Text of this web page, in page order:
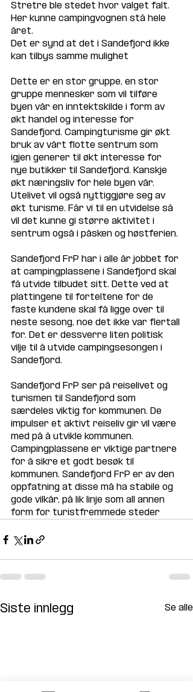
Stretre ble stedet hvor valget falt.
Her kunne campingvognen stå hele
året.
Det er synd at det i Sandefjord ikke
kan tilbys samme mulighet
Dette er en stor gruppe, en stor
gruppe mennesker som vil tilføre
byen vår en inntektskilde i form av
økt handel og interesse for
Sandefjord. Campingturisme gir økt
bruk av vårt flotte sentrum som
igjen generer til økt interesse for
nye butikker til Sandefjord. Kanskje
økt næringsliv for hele byen vår.
Utelivet vil også nyttiggjøre seg av
økt turisme. Får vi til en utvidelse så
vil det kunne gi større aktivitet i
sentrum også i påsken og høstferien.
Sandefjord FrP har i alle år jobbet for
at campingplassene i Sandefjord skal
få utvide tilbudet sitt. Dette ved at
plattingene til forteltene for de
faste kundene skal få ligge over til
neste sesong, noe det ikke var flertall
for. Det er dessverre liten politisk
vilje til å utvide campingsesongen i
Sandefjord.
Sandefjord FrP ser på reiselivet og
turismen til Sandefjord som
særdeles viktig for kommunen. De
impulser et aktivt reiseliv gir vil være
med på å utvikle kommunen.
Campingplassene er viktige partnere
for å sikre et godt besøk til
kommunen. Sandefjord FrP er av den
oppfatning at disse må ha stabile og
gode vilkår, på lik linje som all annen
form for turistfremmede steder
Siste innlegg Se alle